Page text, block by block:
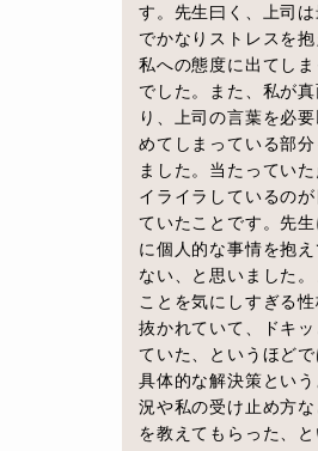
す。先生曰く、上司
でかなりストレスを
私への態度に出てし
でした。また、私が
り、上司の言葉を必
めてしまっている部
ました。当たってい
イライラしているの
ていたことです。先
に個人的な事情を抱
ない、と思いました
ことを気にしすぎる
抜かれていて、ドキ
ていた、というほどで
具体的な解決策とい
況や私の受け止め方
を教えてもらった、と